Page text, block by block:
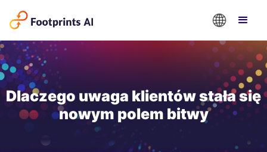
Dlaczego uwaga klientów stała się
nowym polem bitwy